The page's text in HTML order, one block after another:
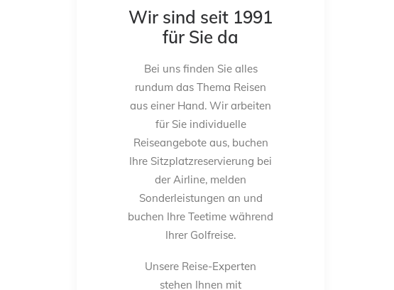
Wir sind seit 1991
für Sie da
Bei uns finden Sie alles
rundum das Thema Reisen
aus einer Hand. Wir arbeiten
für Sie individuelle
Reiseangebote aus, buchen
Ihre Sitzplatzreservierung bei
der Airline, melden
Sonderleistungen an und
buchen Ihre Teetime während
Ihrer Golfreise.
Unsere Reise-Experten
stehen Ihnen mit